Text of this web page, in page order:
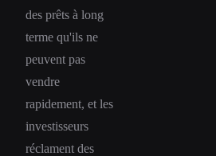
des prêts à long
terme qu'ils ne
peuvent pas
vendre
rapidement, et les
investisseurs
réclament des